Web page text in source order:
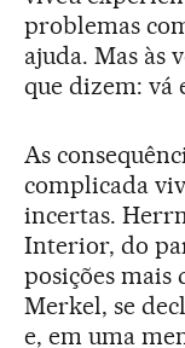
problemas
ajuda. Mas às
que dizem: vá
As
complicada
incertas.
Interior, do
posições mais
Merkel, se
e, em uma